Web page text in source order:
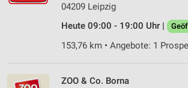
04209 Leipzig
Heute 09:00 - 19:00 Uhr |
153,76 km • Angebote: 1
ZOO & Co. Borna
Verwendung von Profilen zur Auswahl
personalisierter Inhalte
Messung der Werbeleistung